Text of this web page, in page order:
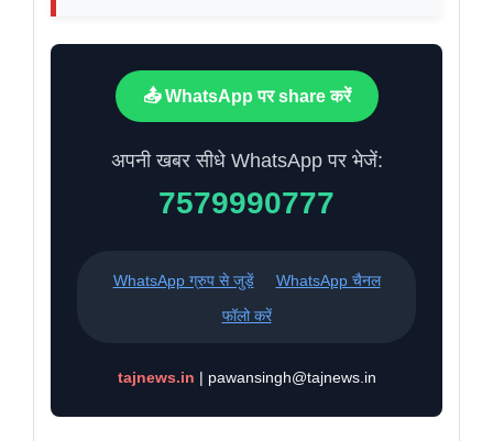
📤 WhatsApp पर share करें
अपनी खबर सीधे WhatsApp पर भेजें:
7579990777
WhatsApp ग्रुप से जुड़ें
WhatsApp चैनल
फॉलो करें
tajnews.in | pawansingh@tajnews.in